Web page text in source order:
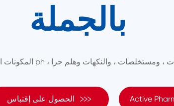
بالجملة
الحصول على إقتباس  Active